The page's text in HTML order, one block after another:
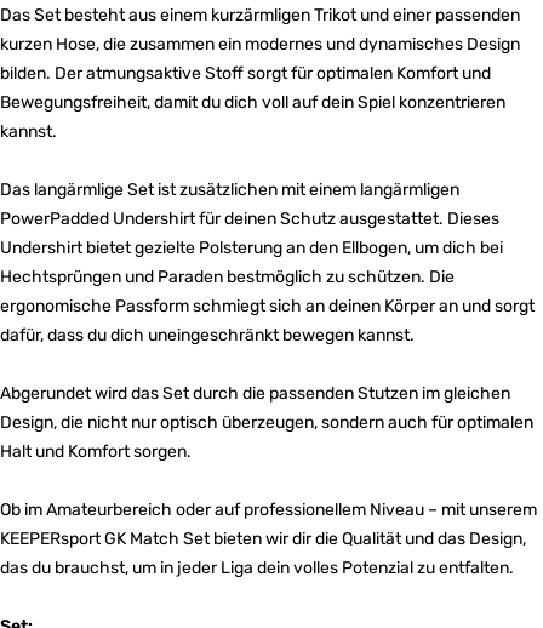
Das Set besteht aus einem kurzärmligen Trikot und einer passenden
kurzen Hose, die zusammen ein modernes und dynamisches Design
bilden. Der atmungsaktive Stoff sorgt für optimalen Komfort und
Bewegungsfreiheit, damit du dich voll auf dein Spiel konzentrieren
kannst.
Das langärmlige Set ist zusätzlichen mit einem langärmligen
PowerPadded Undershirt für deinen Schutz ausgestattet. Dieses
Undershirt bietet gezielte Polsterung an den Ellbogen, um dich bei
Hechtsprüngen und Paraden bestmöglich zu schützen. Die
ergonomische Passform schmiegt sich an deinen Körper an und sorgt
dafür, dass du dich uneingeschränkt bewegen kannst.
Abgerundet wird das Set durch die passenden Stutzen im gleichen
Design, die nicht nur optisch überzeugen, sondern auch für optimalen
Halt und Komfort sorgen.
Ob im Amateurbereich oder auf professionellem Niveau – mit unserem
KEEPERsport GK Match Set bieten wir dir die Qualität und das Design,
das du brauchst, um in jeder Liga dein volles Potenzial zu entfalten.